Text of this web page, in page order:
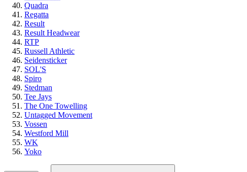
Quadra
Regatta
Result
Result Headwear
RTP
Russell Athletic
Seidensticker
SOL'S
Spiro
Stedman
Tee Jays
The One Towelling
Untagged Movement
Vossen
Westford Mill
WK
Yoko